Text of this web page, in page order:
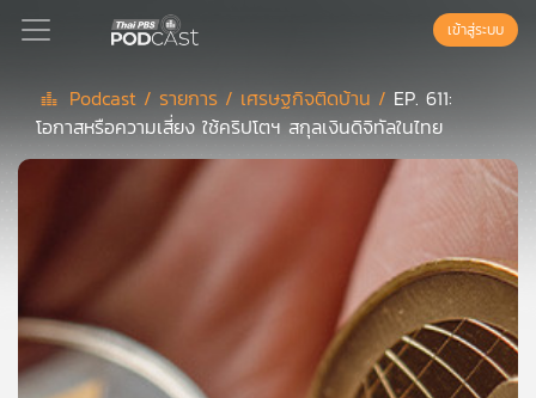
Podcast
ลิ
แนะนำ
เข้าสู่ระบบ
Podcast / รายการ / เศรษฐกิจติดบ้าน / EP. 611:
โอกาสหรือความเสี่ยง ใช้คริปโตฯ สกุลเงินดิจิทัลในไทย